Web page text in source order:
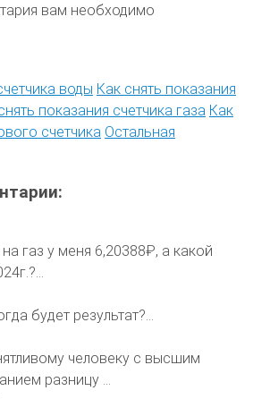
вам необходимо
воды Как снять показания
показания счетчика газа Как
счетчика Остальная
газ у меня 6,20388₽, а какой
будет результат?...
человеку с высшим
разницу ...